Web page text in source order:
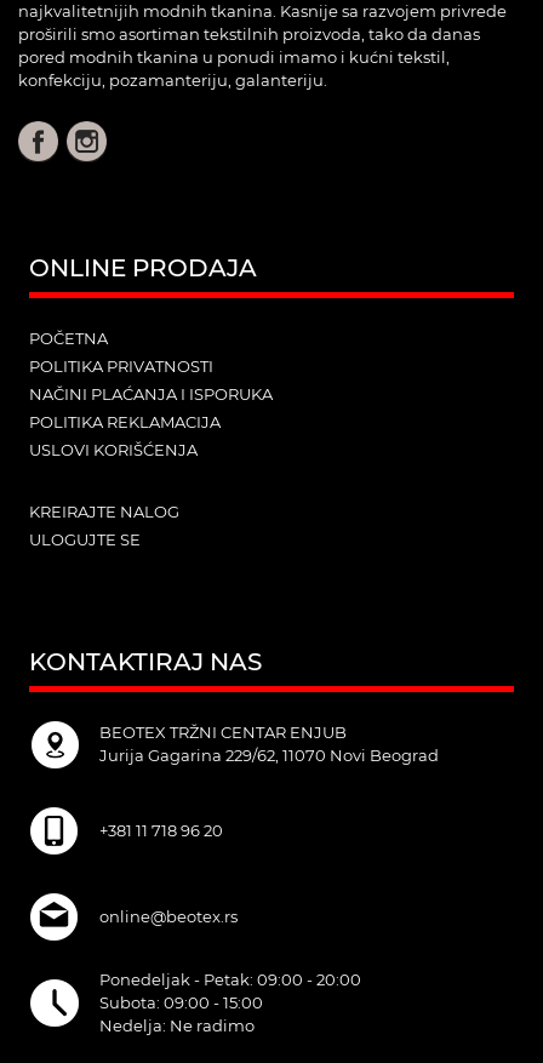
najkvalitetnijih modnih tkanina. Kasnije sa razvojem privrede
proširili smo asortiman tekstilnih proizvoda, tako da danas
pored modnih tkanina u ponudi imamo i kućni tekstil,
konfekciju, pozamanteriju, galanteriju.
ONLINE PRODAJA
POČETNA
POLITIKA PRIVATNOSTI
NAČINI PLAĆANJA I ISPORUKA
POLITIKA REKLAMACIJA
USLOVI KORIŠĆENJA
KREIRAJTE NALOG
ULOGUJTE SE
KONTAKTIRAJ NAS
BEOTEX TRŽNI CENTAR ENJUB
Jurija Gagarina 229/62, 11070 Novi Beograd
+381 11 718 96 20
online@beotex.rs
Ponedeljak - Petak: 09:00 - 20:00
Subota: 09:00 - 15:00
Nedelja: Ne radimo